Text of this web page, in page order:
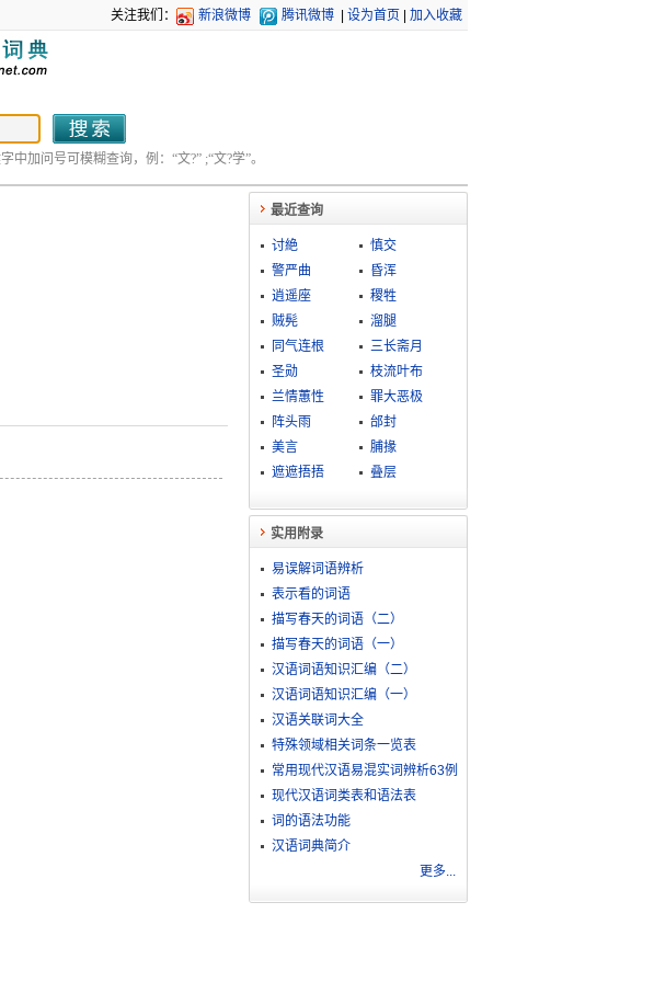
关注我们： 新浪微博 腾讯微博 设为首页 加入收藏
中加问号可模糊查询，例：“文?” ;“文?学”。
最近查询
讨絶
慎交
警严曲
昏浑
逍遥座
稷牲
贼髡
溜腿
同气连根
三长斋月
圣勋
枝流叶布
兰情蕙性
罪大恶极
阵头雨
邰封
美言
脯掾
遮遮捂捂
叠层
实用附录
易误解词语辨析
表示看的词语
描写春天的词语（二）
描写春天的词语（一）
汉语词语知识汇编（二）
汉语词语知识汇编（一）
汉语关联词大全
特殊领域相关词条一览表
常用现代汉语易混实词辨析63例
现代汉语词类表和语法表
词的语法功能
汉语词典简介
更多...